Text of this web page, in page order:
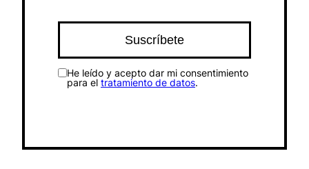
He leído y acepto dar mi consentimiento
para el tratamiento de datos.